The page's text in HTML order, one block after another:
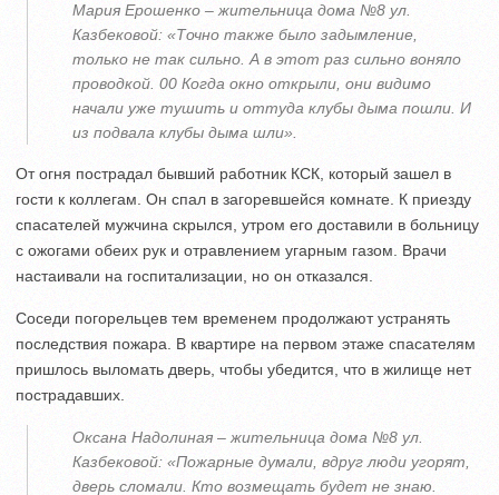
Мария Ерошенко – жительница дома №8 ул.
Казбековой: «Точно также было задымление,
только не так сильно. А в этот раз сильно воняло
проводкой. 00 Когда окно открыли, они видимо
начали уже тушить и оттуда клубы дыма пошли. И
из подвала клубы дыма шли».
От огня пострадал бывший работник КСК, который зашел в
гости к коллегам. Он спал в загоревшейся комнате. К приезду
спасателей мужчина скрылся, утром его доставили в больницу
с ожогами обеих рук и отравлением угарным газом. Врачи
настаивали на госпитализации, но он отказался.
Соседи погорельцев тем временем продолжают устранять
последствия пожара. В квартире на первом этаже спасателям
пришлось выломать дверь, чтобы убедится, что в жилище нет
пострадавших.
Оксана Надолиная – жительница дома №8 ул.
Казбековой: «Пожарные думали, вдруг люди угорят,
дверь сломали. Кто возмещать будет не знаю.